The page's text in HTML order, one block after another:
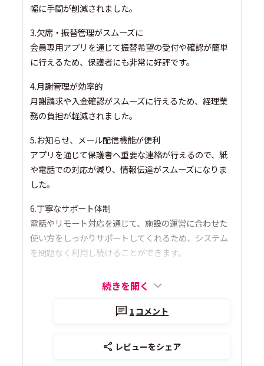
幅に手間が削減されました。
3.欠席・振替管理がスムーズに
会員専用アプリを通じて振替希望の受付や確認が簡単
に行えるため、保護者にも非常に好評です。
4.月謝管理が効率的
月謝請求や入金確認がスムーズに行えるため、経理業
務の負担が軽減されました。
5.お知らせ、メール配信機能が便利
アプリを通じて保護者へ重要な連絡が行えるので、紙
や電話での対応が減り、情報伝達がスムーズになりま
した。
6.丁寧なサポート体制
電話やリモート対応を通じて、施設の運営に合わせた
使い方をしっかりサポートしてくれるため、システム
を問題なく利用し続けることができます。
続きを開く
1 コメント
レビューをシェア